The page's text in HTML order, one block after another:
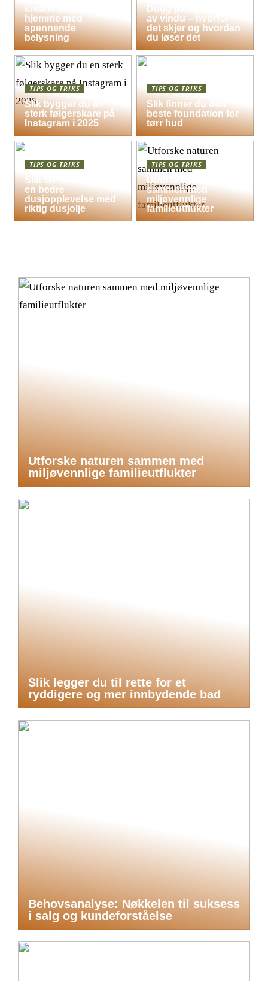
kreativ atmosfære
hjemme med
spennende
belysning
Dugg på indersiden
av vindu – hvorfor
det skjer og hvordan
du løser det
TIPS OG TRIKS
Slik bygger du en
sterk følgerskare på
Instagram i 2025
TIPS OG TRIKS
Slik finner du den
beste foundation for
tørr hud
TIPS OG TRIKS
Slik får hele familien
en bedre
dusjopplevelse med
riktig dusjolje
TIPS OG TRIKS
Utforske naturen
sammen med
miljøvennlige
familieutflukter
Utforske naturen sammen med
miljøvennlige familieutflukter
Slik legger du til rette for et
ryddigere og mer innbydende bad
Behovsanalyse: Nøkkelen til suksess
i salg og kundeforståelse